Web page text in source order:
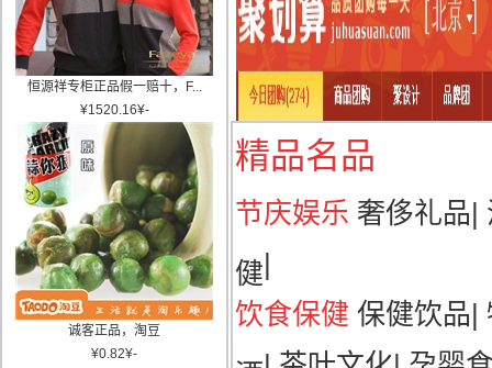
恒源祥专柜正品假一赔十，F...
¥1520.16¥-
诚客正品，淘豆
¥0.82¥-
精品名品
节庆娱乐 奢侈礼品|
健|
饮食保健 保健饮品|